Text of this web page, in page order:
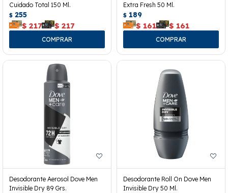
Cuidado Total 150 Ml.
$ 255
$ 217 $ 217
Extra Fresh 50 Ml.
$ 189
$ 161 $ 161
Desodorante Aerosol Dove Men
Invisible Dry 89 Grs.
Desodorante Roll On Dove Men
Invisible Dry 50 Ml.